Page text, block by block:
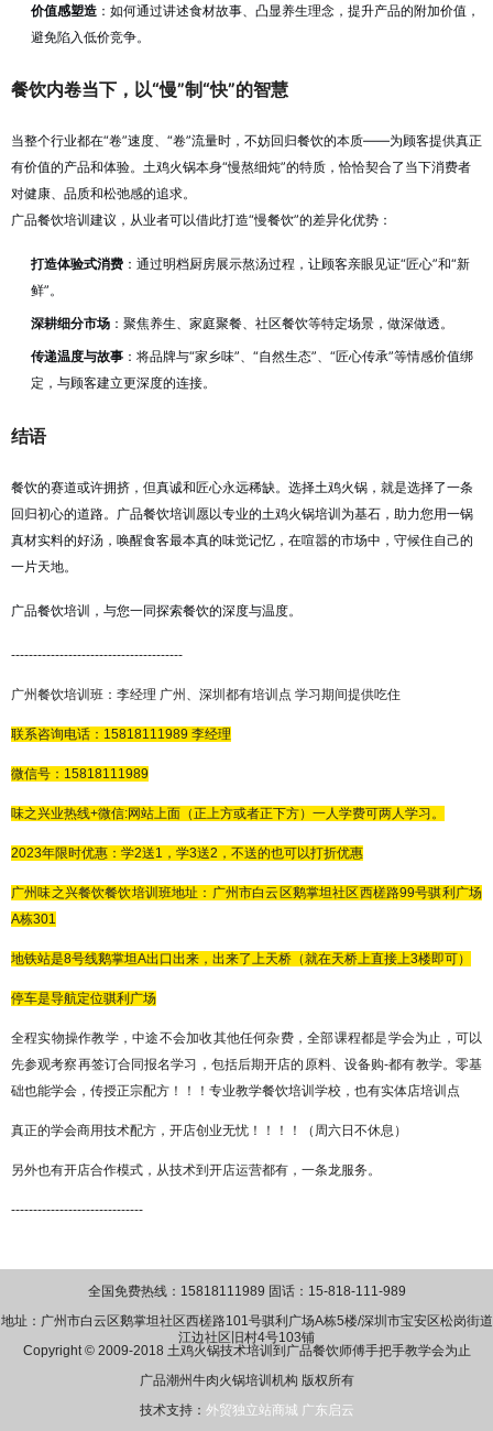
价值感塑造 ：如何通过讲述食材故事、凸显养生理念，提升产品的附加价值，
避免陷入低价竞争。
餐饮内卷当下，以“慢”制“快”的智慧
当整个行业都在“卷”速度、“卷”流量时，不妨回归餐饮的本质——为顾客提供真正
有价值的产品和体验。土鸡火锅本身“慢熬细炖”的特质，恰恰契合了当下消费者
对健康、品质和松弛感的追求。
广品餐饮培训建议，从业者可以借此打造“慢餐饮”的差异化优势：
打造体验式消费 ：通过明档厨房展示熬汤过程，让顾客亲眼见证“匠心”和“新
鲜”。
深耕细分市场 ：聚焦养生、家庭聚餐、社区餐饮等特定场景，做深做透。
传递温度与故事 ：将品牌与“家乡味”、“自然生态”、“匠心传承”等情感价值绑
定，与顾客建立更深度的连接。
结语
餐饮的赛道或许拥挤，但真诚和匠心永远稀缺。选择土鸡火锅，就是选择了一条
回归初心的道路。广品餐饮培训愿以专业的土鸡火锅培训为基石，助力您用一锅
真材实料的好汤，唤醒食客最本真的味觉记忆，在喧嚣的市场中，守候住自己的
一片天地。
广品餐饮培训，与您一同探索餐饮的深度与温度。
---------------------------------------
广州餐饮培训班：李经理 广州、深圳都有培训点 学习期间提供吃住
联系咨询电话： 15818111989 李经理
微信号： 15818111989
味之兴业热线+微信:网站上面（正上方或者正下方）一人学费可两人学习。
2023年限时优惠：学2送1，学3送2，不送的也可以打折优惠
广州味之兴餐饮餐饮培训班地址：广州市白云区鹅掌坦社区西槎路99号骐利广场
A栋301
地铁站是8号线鹅掌坦A出口出来，出来了上天桥（就在天桥上直接上3楼即可）
停车是导航定位骐利广场
全程实物操作教学，中途不会加收其他任何杂费，全部课程都是学会为止，可以
先参观考察再签订合同报名学习，包括后期开店的原料、设备购-都有教学。零基
础也能学会，传授正宗配方！！！专业教学餐饮培训学校，也有实体店培训点
真正的学会商用技术配方，开店创业无忧！！！！（周六日不休息）
另外也有开店合作模式，从技术到开店运营都有，一条龙服务。
------------------------------
全国免费热线：15818111989 固话：15-818-111-989
地址：广州市白云区鹅掌坦社区西槎路101号骐利广场A栋5楼/深圳市宝安区松岗街道
江边社区旧村4号103铺
Copyright © 2009-2018 土鸡火锅技术培训到广品餐饮师傅手把手教学会为止
广品潮州牛肉火锅培训机构 版权所有
技术支持： 外贸独立站商城 广东启云